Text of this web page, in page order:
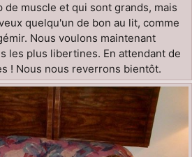
de muscle et qui sont grands, mais
quelqu'un de bon au lit, comme
Nous voulons maintenant
les plus libertines. En attendant de
! Nous nous reverrons bientôt.